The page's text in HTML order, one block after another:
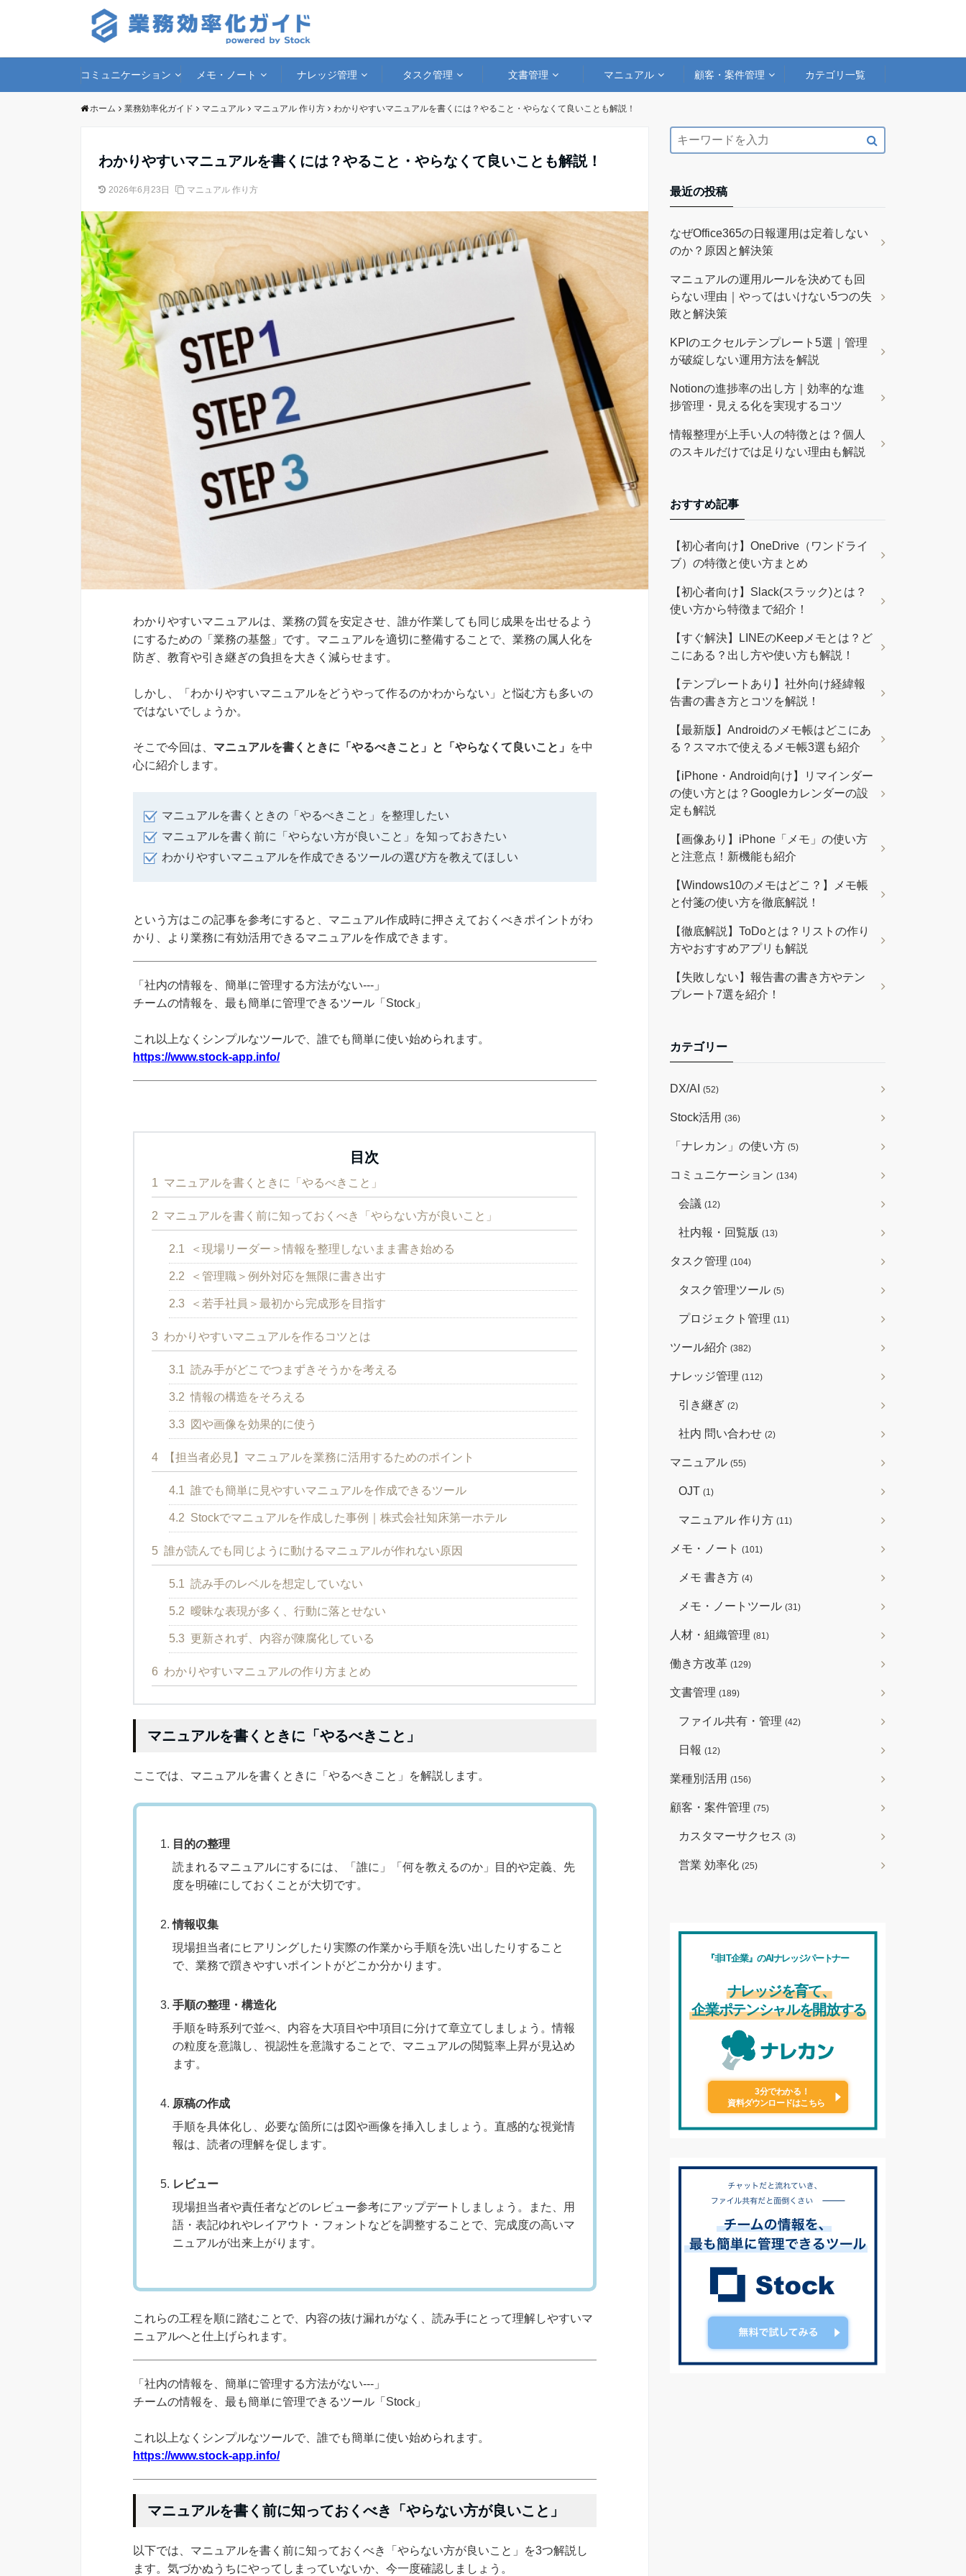
コミュニケーション メモ・ノート ナレッジ管理 タスク管理 文書管理 マニュアル 顧客・案件管理 カテゴリ一覧
ホーム 業務効率化ガイド マニュアル マニュアル 作り方 わかりやすいマニュアルを書くには？やること・やらなくて良いことも解説！
わかりやすいマニュアルを書くには？やること・やらなくて良いことも解説！
2026年6月23日 マニュアル 作り方
わかりやすいマニュアルは、業務の質を安定させ、誰が作業しても同じ成果を出せるよう
にするための「業務の基盤」です。マニュアルを適切に整備することで、業務の属人化を
防ぎ、教育や引き継ぎの負担を大きく減らせます。
しかし、「わかりやすいマニュアルをどうやって作るのかわからない」と悩む方も多いの
ではないでしょうか。
そこで今回は、 マニュアルを書くときに「やるべきこと」と「やらなくて良いこと」
を中
心に紹介します。
マニュアルを書くときの「やるべきこと」を整理したい
マニュアルを書く前に「やらない方が良いこと」を知っておきたい
わかりやすいマニュアルを作成できるツールの選び方を教えてほしい
という方はこの記事を参考にすると、マニュアル作成時に押さえておくべきポイントがわ
かり、より業務に有効活用できるマニュアルを作成できます。
「社内の情報を、簡単に管理する方法がない---」
チームの情報を、最も簡単に管理できるツール「Stock」
これ以上なくシンプルなツールで、誰でも簡単に使い始められます。
https://www.stock-app.info/
目次
1 マニュアルを書くときに「やるべきこと」
2 マニュアルを書く前に知っておくべき「やらない方が良いこと」
2.1 ＜現場リーダー＞情報を整理しないまま書き始める
2.2 ＜管理職＞例外対応を無限に書き出す
2.3 ＜若手社員＞最初から完成形を目指す
3 わかりやすいマニュアルを作るコツとは
3.1 読み手がどこでつまずきそうかを考える
3.2 情報の構造をそろえる
3.3 図や画像を効果的に使う
4 【担当者必見】マニュアルを業務に活用するためのポイント
4.1 誰でも簡単に見やすいマニュアルを作成できるツール
4.2 Stockでマニュアルを作成した事例｜株式会社知床第一ホテル
5 誰が読んでも同じように動けるマニュアルが作れない原因
5.1 読み手のレベルを想定していない
5.2 曖昧な表現が多く、行動に落とせない
5.3 更新されず、内容が陳腐化している
6 わかりやすいマニュアルの作り方まとめ
マニュアルを書くときに「やるべきこと」
ここでは、マニュアルを書くときに「やるべきこと」を解説します。
目的の整理
読まれるマニュアルにするには、「誰に」「何を教えるのか」目的や定義、先
度を明確にしておくことが大切です。
情報収集
現場担当者にヒアリングしたり実際の作業から手順を洗い出したりすること
で、業務で躓きやすいポイントがどこか分かります。
手順の整理・構造化
手順を時系列で並べ、内容を大項目や中項目に分けて章立てしましょう。情報
の粒度を意識し、視認性を意識することで、マニュアルの閲覧率上昇が見込め
ます。
原稿の作成
手順を具体化し、必要な箇所には図や画像を挿入しましょう。直感的な視覚情
報は、読者の理解を促します。
レビュー
現場担当者や責任者などのレビュー参考にアップデートしましょう。また、用
語・表記ゆれやレイアウト・フォントなどを調整することで、完成度の高いマ
ニュアルが出来上がります。
これらの工程を順に踏むことで、内容の抜け漏れがなく、読み手にとって理解しやすいマ
ニュアルへと仕上げられます。
「社内の情報を、簡単に管理する方法がない---」
チームの情報を、最も簡単に管理できるツール「Stock」
これ以上なくシンプルなツールで、誰でも簡単に使い始められます。
https://www.stock-app.info/
マニュアルを書く前に知っておくべき「やらない方が良いこと」
以下では、マニュアルを書く前に知っておくべき「やらない方が良いこと」を3つ解説し
ます。気づかぬうちにやってしまっていないか、今一度確認しましょう。
最近の投稿
なぜOffice365の日報運用は定着しない
のか？原因と解決策
マニュアルの運用ルールを決めても回
らない理由｜やってはいけない5つの失
敗と解決策
KPIのエクセルテンプレート5選｜管理
が破綻しない運用方法を解説
Notionの進捗率の出し方｜効率的な進
捗管理・見える化を実現するコツ
情報整理が上手い人の特徴とは？個人
のスキルだけでは足りない理由も解説
おすすめ記事
【初心者向け】OneDrive（ワンドライ
ブ）の特徴と使い方まとめ
【初心者向け】Slack(スラック)とは？
使い方から特徴まで紹介！
【すぐ解決】LINEのKeepメモとは？ど
こにある？出し方や使い方も解説！
【テンプレートあり】社外向け経緯報
告書の書き方とコツを解説！
【最新版】Androidのメモ帳はどこにあ
る？スマホで使えるメモ帳3選も紹介
【iPhone・Android向け】リマインダー
の使い方とは？Googleカレンダーの設
定も解説
【画像あり】iPhone「メモ」の使い方
と注意点！新機能も紹介
【Windows10のメモはどこ？】メモ帳
と付箋の使い方を徹底解説！
【徹底解説】ToDoとは？リストの作り
方やおすすめアプリも解説
【失敗しない】報告書の書き方やテン
プレート7選を紹介！
カテゴリー
DX/AI (52)
Stock活用 (36)
「ナレカン」の使い方 (5)
コミュニケーション (134)
会議 (12)
社内報・回覧版 (13)
タスク管理 (104)
タスク管理ツール (5)
プロジェクト管理 (11)
ツール紹介 (382)
ナレッジ管理 (112)
引き継ぎ (2)
社内 問い合わせ (2)
マニュアル (55)
OJT (1)
マニュアル 作り方 (11)
メモ・ノート (101)
メモ 書き方 (4)
メモ・ノートツール (31)
人材・組織管理 (81)
働き方改革 (129)
文書管理 (189)
ファイル共有・管理 (42)
日報 (12)
業種別活用 (156)
顧客・案件管理 (75)
カスタマーサクセス (3)
営業 効率化 (25)